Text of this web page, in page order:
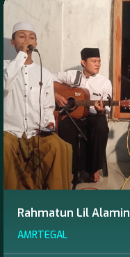
Rahmatun Lil Alamin
AMRTEGAL